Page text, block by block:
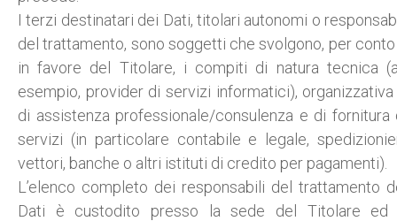
I terzi destinatari dei Dati, titolari autonomi o
del trattamento, sono soggetti che svolgono, per
in favore del Titolare, i compiti di natura tecnica
esempio, provider di servizi informatici),
di assistenza professionale/consulenza e di fornitura
servizi (in particolare contabile e legale,
vettori, banche o altri istituti di credito per pagamenti).
L’elenco completo dei responsabili del trattamento
Dati è custodito presso la sede del Titolare ed